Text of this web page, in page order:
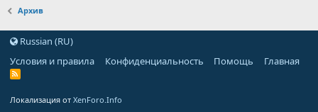
Архив
Russian (RU)
Условия и правила
Конфиденциальность Помощь Главная
Локализация от XenForo.Info